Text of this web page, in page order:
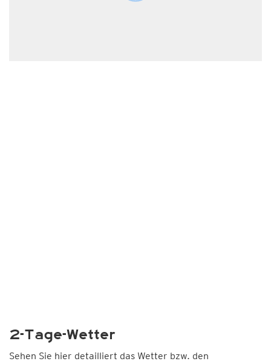
2-Tage-Wetter
Sehen Sie hier detailliert das Wetter bzw. den